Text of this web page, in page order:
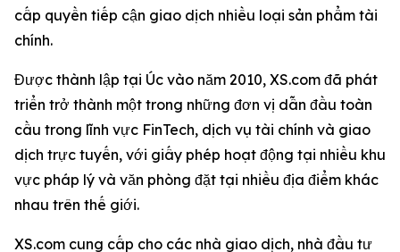
cấp quyền tiếp cận giao dịch nhiều loại sản phẩm tài
chính.
Được thành lập tại Úc vào năm 2010, XS.com đã phát
triển trở thành một trong những đơn vị dẫn đầu toàn
cầu trong lĩnh vực FinTech, dịch vụ tài chính và giao
dịch trực tuyến, với giấy phép hoạt động tại nhiều khu
vực pháp lý và văn phòng đặt tại nhiều địa điểm khác
nhau trên thế giới.
XS.com cung cấp cho các nhà giao dịch, nhà đầu tư